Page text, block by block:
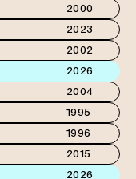
2000
2023
2002
2026
2004
1995
1996
2015
2026